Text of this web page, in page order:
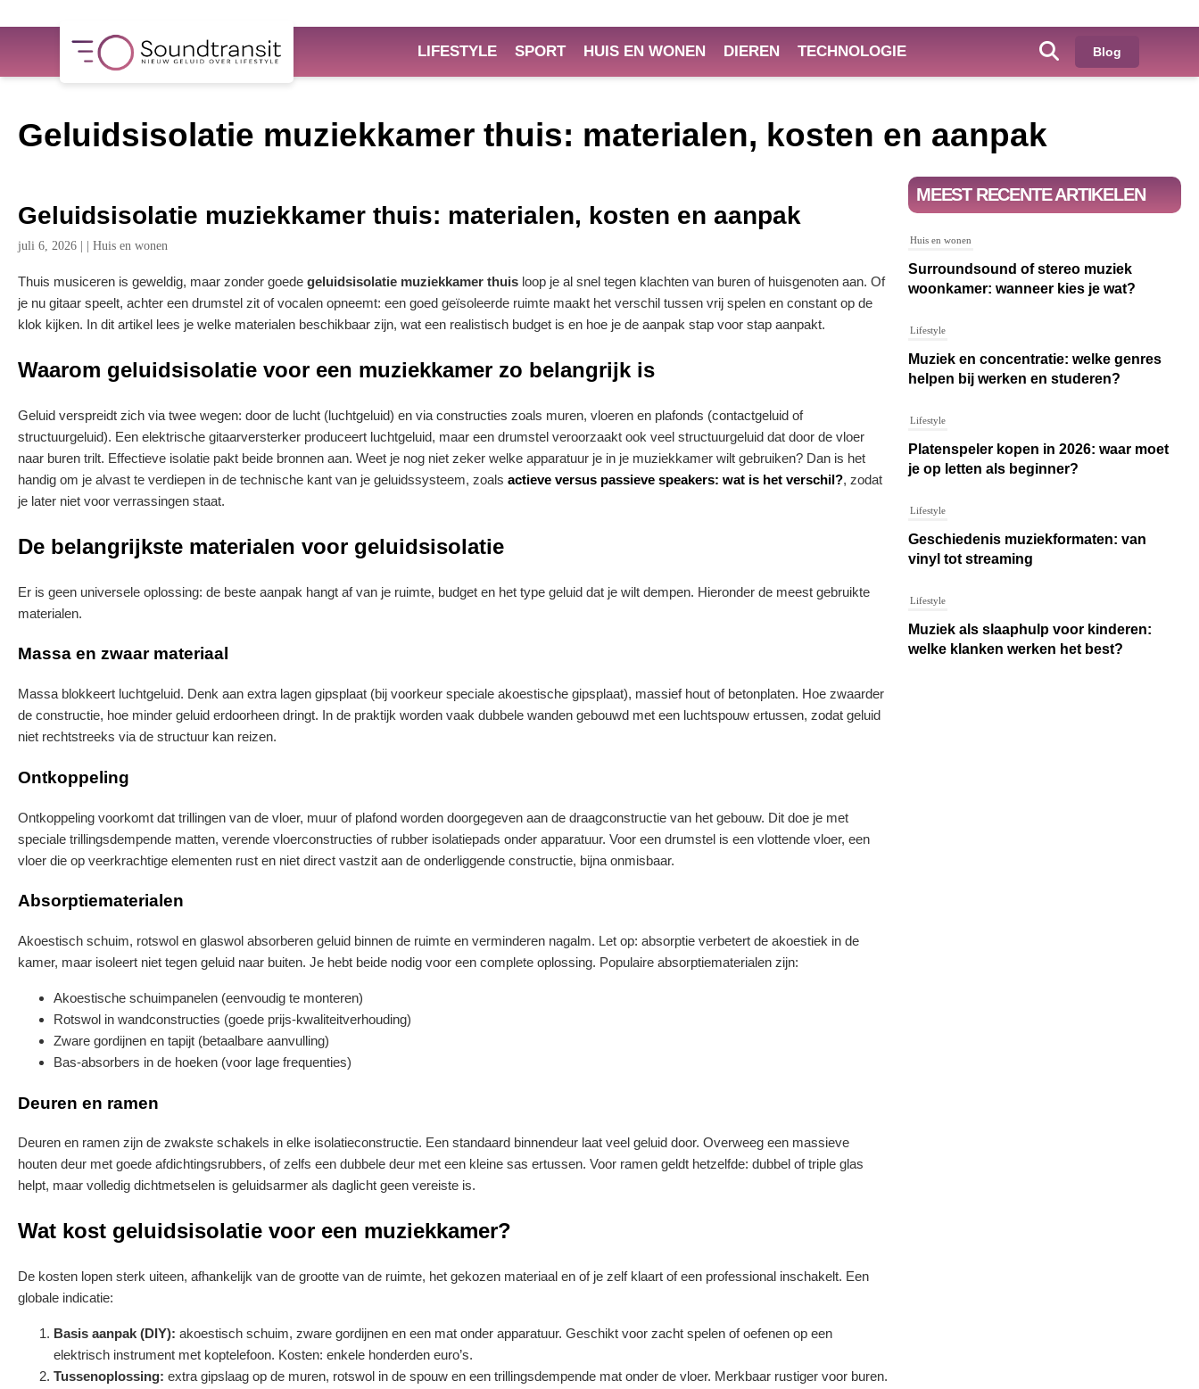
LIFESTYLE SPORT HUIS EN WONEN DIEREN TECHNOLOGIE Blog
Geluidsisolatie muziekkamer thuis: materialen, kosten en aanpak
Geluidsisolatie muziekkamer thuis: materialen, kosten en aanpak
juli 6, 2026 Huis en wonen
Thuis musiceren is geweldig, maar zonder goede geluidsisolatie muziekkamer thuis loop je al snel tegen klachten van buren of huisgenoten aan. Of
je nu gitaar speelt, achter een drumstel zit of vocalen opneemt: een goed geïsoleerde ruimte maakt het verschil tussen vrij spelen en constant op de
klok kijken. In dit artikel lees je welke materialen beschikbaar zijn, wat een realistisch budget is en hoe je de aanpak stap voor stap aanpakt.
Waarom geluidsisolatie voor een muziekkamer zo belangrijk is
Geluid verspreidt zich via twee wegen: door de lucht (luchtgeluid) en via constructies zoals muren, vloeren en plafonds (contactgeluid of
structuurgeluid). Een elektrische gitaarversterker produceert luchtgeluid, maar een drumstel veroorzaakt ook veel structuurgeluid dat door de vloer
naar buren trilt. Effectieve isolatie pakt beide bronnen aan. Weet je nog niet zeker welke apparatuur je in je muziekkamer wilt gebruiken? Dan is het
handig om je alvast te verdiepen in de technische kant van je geluidssysteem, zoals actieve versus passieve speakers: wat is het verschil?, zodat
je later niet voor verrassingen staat.
De belangrijkste materialen voor geluidsisolatie
Er is geen universele oplossing: de beste aanpak hangt af van je ruimte, budget en het type geluid dat je wilt dempen. Hieronder de meest gebruikte
materialen.
Massa en zwaar materiaal
Massa blokkeert luchtgeluid. Denk aan extra lagen gipsplaat (bij voorkeur speciale akoestische gipsplaat), massief hout of betonplaten. Hoe zwaarder
de constructie, hoe minder geluid erdoorheen dringt. In de praktijk worden vaak dubbele wanden gebouwd met een luchtspouw ertussen, zodat geluid
niet rechtstreeks via de structuur kan reizen.
Ontkoppeling
Ontkoppeling voorkomt dat trillingen van de vloer, muur of plafond worden doorgegeven aan de draagconstructie van het gebouw. Dit doe je met
speciale trillingsdempende matten, verende vloerconstructies of rubber isolatiepads onder apparatuur. Voor een drumstel is een vlottende vloer, een
vloer die op veerkrachtige elementen rust en niet direct vastzit aan de onderliggende constructie, bijna onmisbaar.
Absorptiematerialen
Akoestisch schuim, rotswol en glaswol absorberen geluid binnen de ruimte en verminderen nagalm. Let op: absorptie verbetert de akoestiek in de
kamer, maar isoleert niet tegen geluid naar buiten. Je hebt beide nodig voor een complete oplossing. Populaire absorptiematerialen zijn:
Akoestische schuimpanelen (eenvoudig te monteren)
Rotswol in wandconstructies (goede prijs-kwaliteitverhouding)
Zware gordijnen en tapijt (betaalbare aanvulling)
Bas-absorbers in de hoeken (voor lage frequenties)
Deuren en ramen
Deuren en ramen zijn de zwakste schakels in elke isolatieconstructie. Een standaard binnendeur laat veel geluid door. Overweeg een massieve
houten deur met goede afdichtingsrubbers, of zelfs een dubbele deur met een kleine sas ertussen. Voor ramen geldt hetzelfde: dubbel of triple glas
helpt, maar volledig dichtmetselen is geluidsarmer als daglicht geen vereiste is.
Wat kost geluidsisolatie voor een muziekkamer?
De kosten lopen sterk uiteen, afhankelijk van de grootte van de ruimte, het gekozen materiaal en of je zelf klaart of een professional inschakelt. Een
globale indicatie:
Basis aanpak (DIY): akoestisch schuim, zware gordijnen en een mat onder apparatuur. Geschikt voor zacht spelen of oefenen op een
elektrisch instrument met koptelefoon. Kosten: enkele honderden euro’s.
Tussenoplossing: extra gipslaag op de muren, rotswol in de spouw en een trillingsdempende mat onder de vloer. Merkbaar rustiger voor buren.
MEEST RECENTE ARTIKELEN
Huis en wonen
Surroundsound of stereo muziek
woonkamer: wanneer kies je wat?
Lifestyle
Muziek en concentratie: welke genres
helpen bij werken en studeren?
Lifestyle
Platenspeler kopen in 2026: waar moet
je op letten als beginner?
Lifestyle
Geschiedenis muziekformaten: van
vinyl tot streaming
Lifestyle
Muziek als slaaphulp voor kinderen:
welke klanken werken het best?